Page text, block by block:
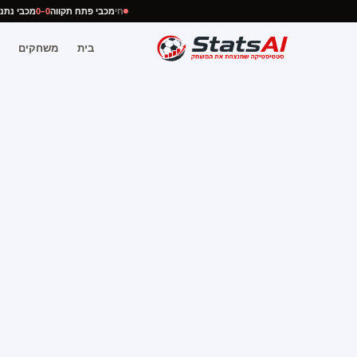
חימכבי פתח תקווה0–0 מכבי
בית משחקים